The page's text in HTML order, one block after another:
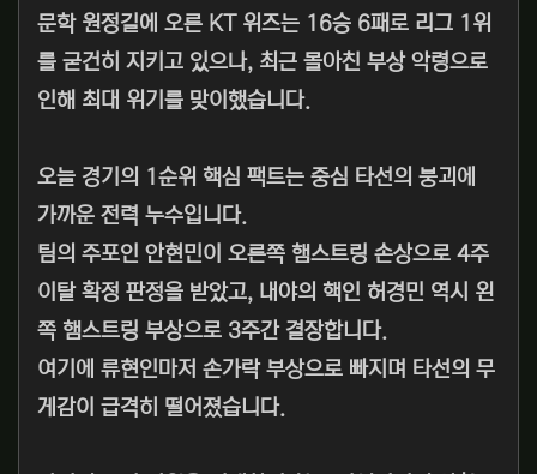
문학 원정길에 오른 KT 위즈는 16승 6패로 리그 1위
를 굳건히 지키고 있으나, 최근 몰아친 부상 악령으로
인해 최대 위기를 맞이했습니다.
오늘 경기의 1순위 핵심 팩트는 중심 타선의 붕괴에
가까운 전력 누수입니다.
팀의 주포인 안현민이 오른쪽 햄스트링 손상으로 4주
이탈 확정 판정을 받았고, 내야의 핵인 허경민 역시 왼
쪽 햄스트링 부상으로 3주간 결장합니다.
여기에 류현인마저 손가락 부상으로 빠지며 타선의 무
게감이 급격히 떨어졌습니다.